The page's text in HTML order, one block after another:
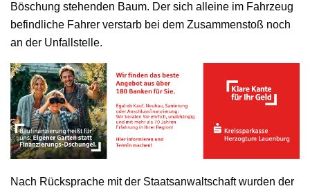
Böschung stehenden Baum. Der sich alleine im Fahrzeug
befindliche Fahrer verstarb bei dem Zusammenstoß noch
an der Unfallstelle.
Nach Rücksprache mit der Staatsanwaltschaft wurden der